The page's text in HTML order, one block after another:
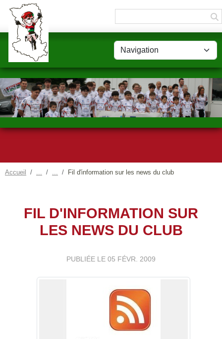
Accueil Fil d'information sur les news du club
FIL D'INFORMATION SUR
LES NEWS DU CLUB
PUBLIÉE LE 05 FÉVR. 2009
Panneau de gestion des cookies